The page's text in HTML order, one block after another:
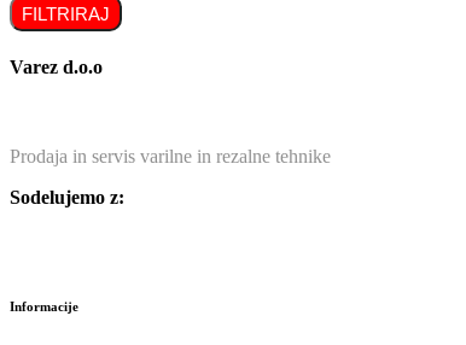
FILTRIRAJ
Varez d.o.o
Prodaja in servis varilne in rezalne tehnike
Sodelujemo z:
Informacije